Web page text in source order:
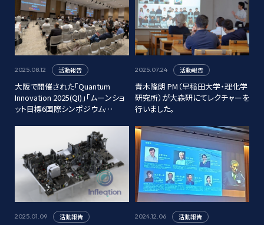
2025.08.12 活動報告
大阪で開催された「Quantum
Innovation 2025(QI)」「ムーンショ
ット目標6国際シンポジウム
2025.07.24 活動報告
青木隆朗 PM（早稲田大学・理化学
研究所）が大森研にてレクチャーを
行いました。
2025.01.09 活動報告 2024.12.06 活動報告